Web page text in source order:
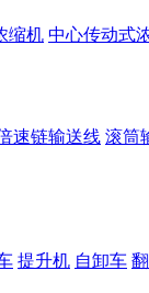
缩机 中心传动式
速链输送线 滚筒
提升机 自卸车